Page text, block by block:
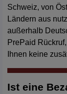
Schweiz, von
Ländern aus
außerhalb
PrePaid
Ihnen keine
Ist eine